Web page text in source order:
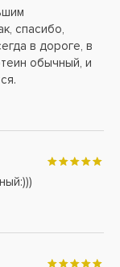
спасибо,
в дороге, в
обычный, и